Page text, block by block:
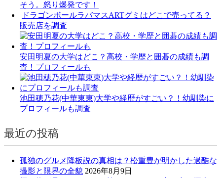
そう。怒り爆発です！
ドラゴンボールラバマスARTグミはどこで売ってる？
販売店を調査
安田明夏の大学はどこ？高校・学歴と囲碁の成績も調
査！プロフィールも
池田穂乃花(中華東東)大学や経歴がすごい？！幼馴染に
プロフィールも調査
最近の投稿
孤独のグルメ降板説の真相は？松重豊が明かした過酷な
撮影と限界の全貌 2026年8月9日